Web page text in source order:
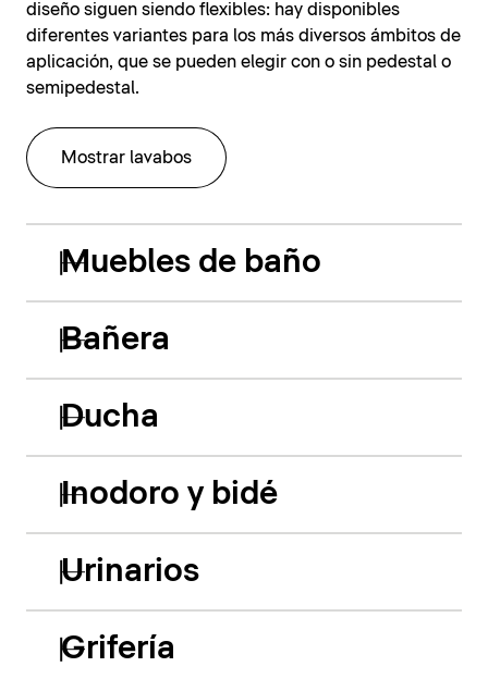
diseño siguen siendo flexibles: hay disponibles
diferentes variantes para los más diversos ámbitos de
aplicación, que se pueden elegir con o sin pedestal o
semipedestal.
Mostrar lavabos
Muebles de baño
Bañera
Ducha
Inodoro y bidé
Urinarios
Grifería